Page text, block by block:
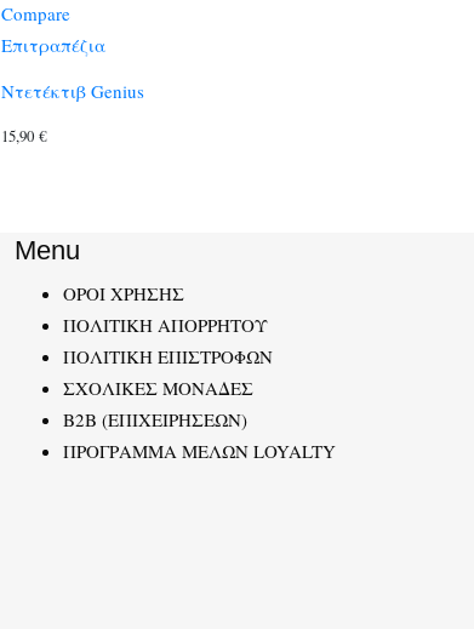
Compare
Επιτραπέζια
Ντετέκτιβ Genius
15,90 €
Menu
ΟΡΟΙ ΧΡΗΣΗΣ
ΠΟΛΙΤΙΚΗ ΑΠΟΡΡΗΤΟΥ
ΠΟΛΙΤΙΚΗ ΕΠΙΣΤΡΟΦΩΝ
ΣΧΟΛΙΚΕΣ ΜΟΝΑΔΕΣ
B2B (ΕΠΙΧΕΙΡΗΣΕΩΝ)
ΠΡΟΓΡΑΜΜΑ ΜΕΛΩΝ LOYALTY